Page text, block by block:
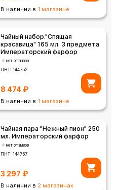
В наличии в 1 магазине
Чайный набор."Спящая
красавица" 165 мл. 3 предмета
Императорский фарфор
нет отзывов
ПНТ:144752
8 474 ₽
В наличии в 1 магазине
Чайная пара "Нежный пион" 250
мл. Императорский фарфор
нет отзывов
ПНТ:144757
3 297 ₽
В наличии в 2 магазинах